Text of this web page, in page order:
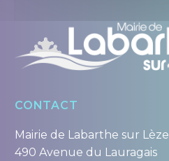
CONTACT
Mairie de Labarthe sur Lèze
490 Avenue du Lauragais